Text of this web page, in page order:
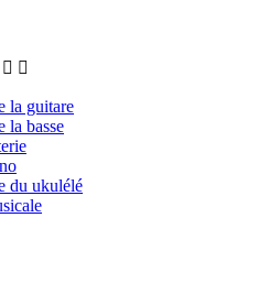
 
la guitare
la basse
du ukulélé